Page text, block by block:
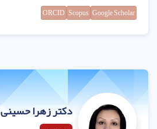
Google Scholar
Scopus
ORCID
دکتر زهرا حسینی